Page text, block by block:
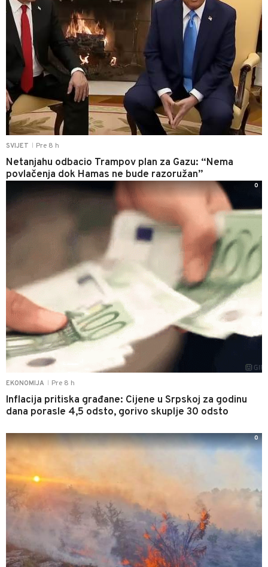
SVIJET Pre 8 h
Netanjahu odbacio Trampov plan za Gazu: “Nema
povlačenja dok Hamas ne bude razoružan”
EKONOMIJA Pre 8 h
Inflacija pritiska građane: Cijene u Srpskoj za godinu
dana porasle 4,5 odsto, gorivo skuplje 30 odsto
0
0